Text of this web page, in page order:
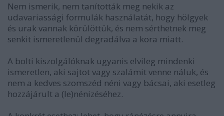
Nem ismerik, nem tanították meg nekik az
udavariassági formulák használatát, hogy hölgyek
és urak vannak körülöttük, és nem sérthetnek meg
senkit ismeretlenül degradálva a kora miatt.
A bolti kiszolgálóknak ugyanis elvileg mindenki
ismeretlen, aki sajtot vagy szalámit venne náluk, és
nem a kedves szomszéd néni vagy bácsai, aki esetleg
hozzájárult a (le)nénizéséhez.